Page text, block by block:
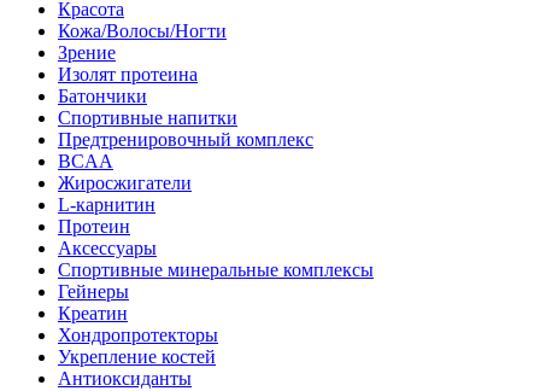
Красота
Кожа/Волосы/Ногти
Зрение
Изолят протеина
Батончики
Спортивные напитки
Предтренировочный комплекс
BCAA
Жиросжигатели
L-карнитин
Протеин
Аксессуары
Спортивные минеральные комплексы
Гейнеры
Креатин
Хондропротекторы
Укрепление костей
Антиоксиданты